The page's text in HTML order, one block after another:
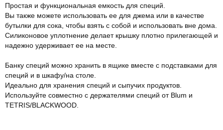
Простая и функциональная емкость для специй.
Вы также можете использовать ее для джема или в качестве
бутылки для сока, чтобы взять с собой и использовать вне дома.
Силиконовое уплотнение делает крышку плотно прилегающей и
надежно удерживает ее на месте.
Банку специй можно хранить в ящике вместе с подставками для
специй и в шкафу/на столе.
Идеально для хранения специй и сыпучих продуктов.
Используйте совместно с держателями специй от Blum и
TETRIS/BLACKWOOD.